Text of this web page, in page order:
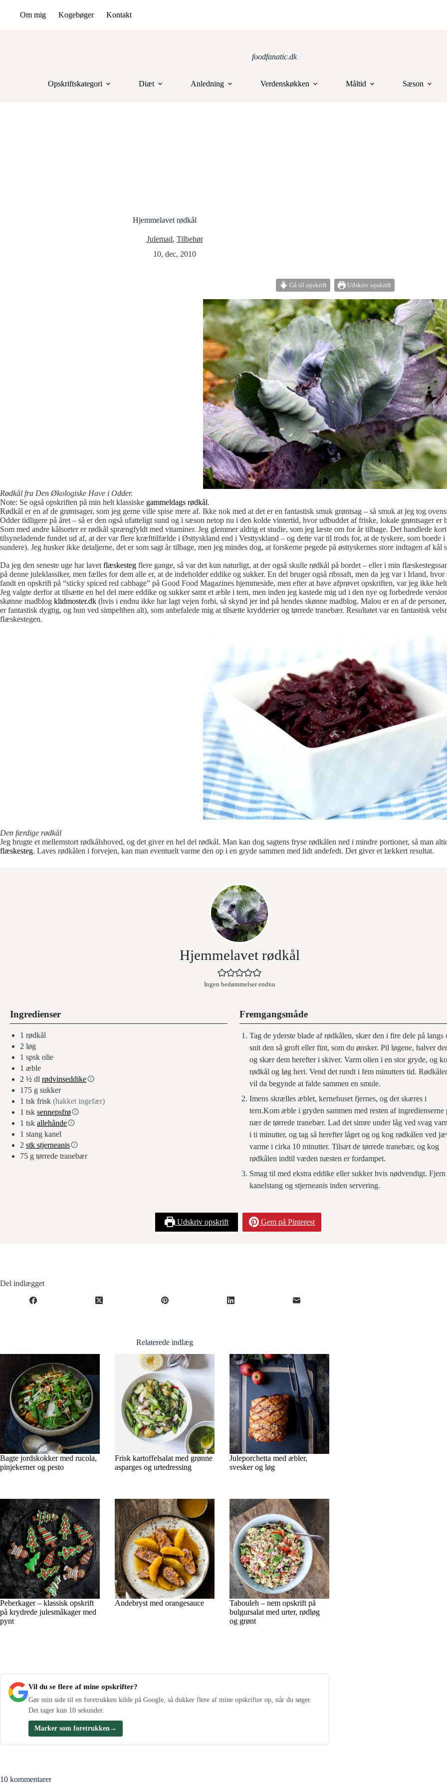
Om mig Kogebøger Kontakt
foodfanatic.dk
Opskriftskategori Diæt Anledning Verdenskøkken Måltid Sæson
Hjemmelavet rødkål
Julemad, Tilbehør
10, dec, 2010
Gå til opskrift Udskriv opskrift
Rødkål fra Den Økologiske Have i Odder.
Note: Se også opskriften på min helt klassiske gammeldags rødkål.
Rødkål er en af de grøntsager, som jeg gerne ville spise mere af. Ikke nok med at det er en fantastisk smuk grøntsag – så smuk at jeg tog
Odder tidligere på året – så er den også ufatteligt sund og i sæson netop nu i den kolde vintertid, hvor udbuddet af friske, lokale grøntsager er
Som med andre kålsorter er rødkål sprængfyldt med vitaminer. Jeg glemmer aldrig et studie, som jeg læste om for år tilbage. Det handlede
tilsyneladende fundet ud af, at der var flere kræfttilfælde i Østtyskland end i Vesttyskland – og dette var til trods for, at de tyskere, som boede
sundere). Jeg husker ikke detaljerne, det er som sagt år tilbage, men jeg mindes dog, at forskerne pegede på østtyskernes store indtagen af
Da jeg den seneste uge har lavetflæskesteg flere gange, så var det kun naturligt, at der også skulle rødkål på bordet – eller i min
på denne juleklassiker, men fælles for dem alle er, at de indeholder eddike og sukker. En del bruger også ribssaft, men da jeg var i Irland,
fandt en opskrift på “sticky spiced red cabbage” på Good Food Magazines hjemmeside, men efter at have afprøvet opskriften, var jeg ikke
Jeg valgte derfor at tilsætte en hel del mere eddike og sukker samt et æble i tern, men inden jeg kastede mig ud i den nye og forbedrede
skønne madblog klidmoster.dk (hvis i endnu ikke har lagt vejen forbi, så skynd jer ind på hendes skønne madblog. Malou er en af de
er fantastisk dygtig, og hun ved simpelthen alt), som anbefalede mig at tilsætte krydderier og tørrede tranebær. Resultatet var en fantastisk
flæskestegen.
Den færdige rødkål
Jeg brugte et mellemstort rødkålshoved, og det giver en hel del rødkål. Man kan dog sagtens fryse rødkålen ned i mindre portioner, så man
flæskesteg. Laves rødkålen i forvejen, kan man eventuelt varme den op i en gryde sammen med lidt andefedt. Det giver et lækkert resultat.
Hjemmelavet rødkål
Ingen bedømmelser endnu
Ingredienser
1 rødkål
2 løg
1 spsk olie
1 æble
2 ½ dl rødvinseddike
175 g sukker
1 tsk frisk (hakket ingefær)
1 tsk sennepsfrø
1 tsk allehånde
1 stang kanel
2 stk stjerneanis
75 g tørrede tranebær
Fremgangsmåde
Tag de yderste blade af rødkålen, skær den i fire dele på langs
snit den så groft eller fint, som du ønsker. Pil løgene, halver
og skær dem herefter i skiver. Varm olien i en stor gryde, og
rødkål og løg heri. Vend det rundt i fem minutters tid.
vil da begynde at falde sammen en smule.
Imens skrælles æblet, kernehuset fjernes, og det skæres i
tern.Kom æble i gryden sammen med resten af ingredienserne
nær de tørrede tranebær. Lad det simre under låg ved svag
i ti minutter, og tag så herefter låget og og kog rødkålen ved
varme i cirka 10 minutter. Tilsæt de tørrede tranebær, og kog
rødkålen indtil væden næsten er fordampet.
Smag til med ekstra eddike eller sukker hvis nødvendigt. Fjern
kanelstang og stjerneanis inden servering.
Udskriv opskrift Gem på Pinterest
Del indlægget
Relaterede indlæg
Bagte jordskokker med rucola,
pinjekerner og pesto
Frisk kartoffelsalat med grønne
asparges og urtedressing
Juleporchetta med æbler,
svesker og løg
Peberkager – klassisk opskrift
på krydrede julesmåkager med
pynt
Andebryst med orangesauce
Tabouleh – nem opskrift på
bulgursalat med urter, rødløg
og grønt
Vil du se flere af mine opskrifter?
Gør min side til en foretrukken kilde på Google, så dukker flere af mine opskrifter op, når du søger.
Det tager kun 10 sekunder.
Marker som foretrukken→
10 kommentarer